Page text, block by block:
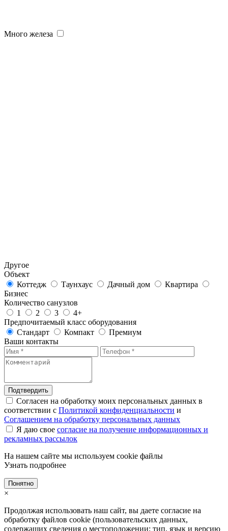
Много железа
Другое
Объект
Коттедж
Таунхаус Дачный дом
Квартира
Бизнес
Количество санузлов
1
2 3
4+
Предпочитаемый класс оборудования
Стандарт
Компакт
Премиум
Ваши контакты
Подтвердить
Согласен на обработку моих персональных данных в
соответствии с Политикой конфиденциальности и
Соглашением на обработку персональных данных
Я даю свое согласие на получение информационных и
рекламных рассылок
На нашем сайте мы используем cookie файлы
Узнать подробнее
Понятно
×
Продолжая использовать наш сайт, вы даете согласие на
обработку файлов cookie (пользовательских данных,
содержащих сведения о местоположении; тип, язык и версию